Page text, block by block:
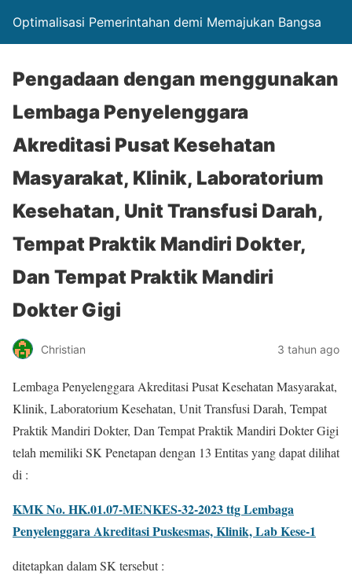
Optimalisasi Pemerintahan demi Memajukan Bangsa
Pengadaan dengan menggunakan
Lembaga Penyelenggara
Akreditasi Pusat Kesehatan
Masyarakat, Klinik, Laboratorium
Kesehatan, Unit Transfusi Darah,
Tempat Praktik Mandiri Dokter,
Dan Tempat Praktik Mandiri
Dokter Gigi
Christian 3 tahun ago
Lembaga Penyelenggara Akreditasi Pusat Kesehatan Masyarakat,
Klinik, Laboratorium Kesehatan, Unit Transfusi Darah, Tempat
Praktik Mandiri Dokter, Dan Tempat Praktik Mandiri Dokter Gigi
telah memiliki SK Penetapan dengan 13 Entitas yang dapat dilihat
di :
KMK No. HK.01.07-MENKES-32-2023 ttg Lembaga
Penyelenggara Akreditasi Puskesmas, Klinik, Lab Kese-1
ditetapkan dalam SK tersebut :